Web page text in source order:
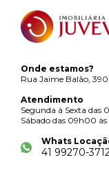
Onde estamos?
Rua Jaime Balão,
Atendimento
Segunda à Sexta das
Sábado das 09h00 às
Whats
41 99270-